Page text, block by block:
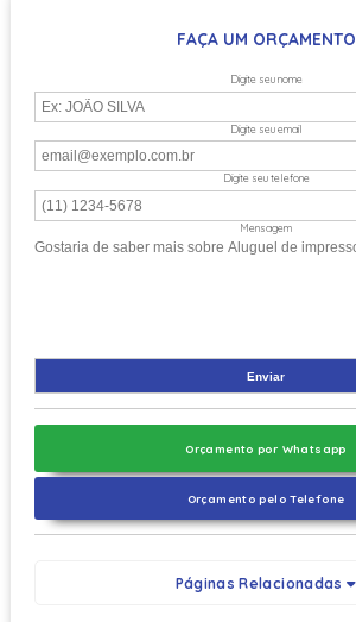
FAÇA UM ORÇAMENTO
Digite seu nome
Digite seu email
Digite seu telefone
Mensagem
Orçamento por Whatsapp
Orçamento pelo Telefone
Páginas Relacionadas